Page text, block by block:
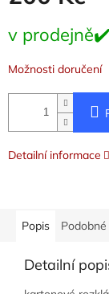
cena:
v prodejně✔️
Možnosti doručení
Detailní informace
Popis Podobné
Detailní